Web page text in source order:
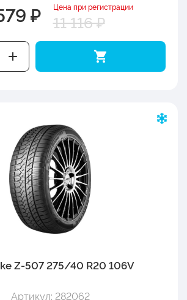
₽ Цена при регистрации
11 116 ₽
Z-507 275/40 R20 106V
Артикул: 282062